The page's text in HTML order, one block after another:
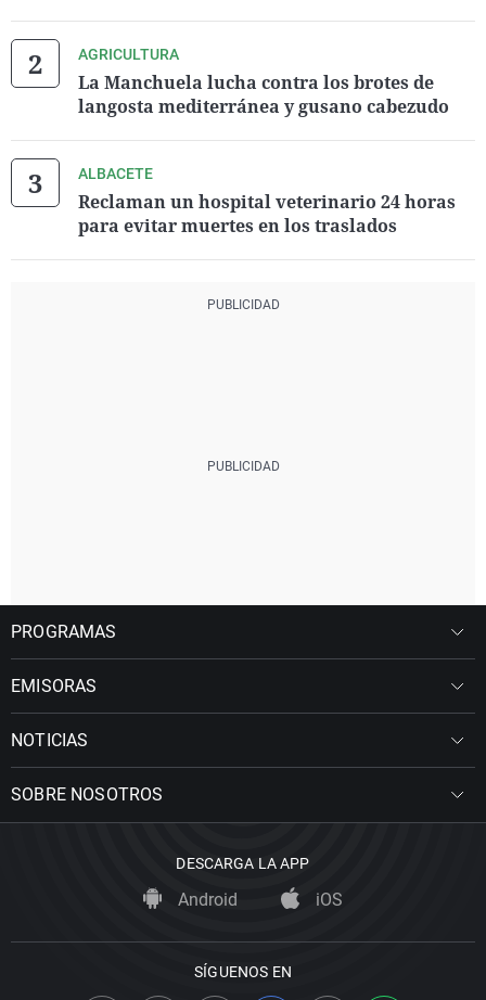
AGRICULTURA
La Manchuela lucha contra los brotes de
langosta mediterránea y gusano cabezudo
ALBACETE
Reclaman un hospital veterinario 24 horas
para evitar muertes en los traslados
PROGRAMAS
EMISORAS
NOTICIAS
SOBRE NOSOTROS
DESCARGA LA APP
Android iOS
SÍGUENOS EN